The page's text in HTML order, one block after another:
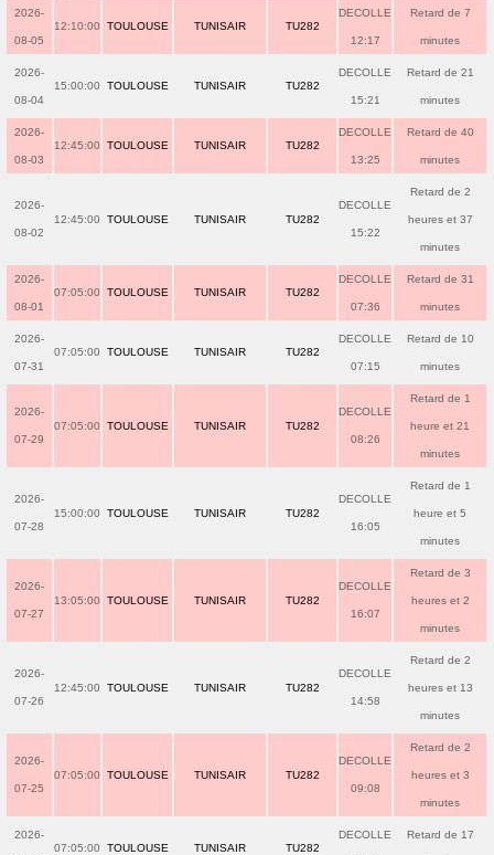
2026-
08-05
12:10:00 TOULOUSE TUNISAIR TU282
DECOLLE
12:17
Retard de 7
minutes
2026-
08-04
15:00:00 TOULOUSE TUNISAIR TU282
DECOLLE
15:21
Retard de 21
minutes
2026-
08-03
12:45:00 TOULOUSE TUNISAIR TU282
DECOLLE
13:25
Retard de 40
minutes
2026-
08-02
12:45:00 TOULOUSE TUNISAIR TU282
DECOLLE
15:22
Retard de 2
heures et 37
minutes
2026-
08-01
07:05:00 TOULOUSE TUNISAIR TU282
DECOLLE
07:36
Retard de 31
minutes
2026-
07-31
07:05:00 TOULOUSE TUNISAIR TU282
DECOLLE
07:15
Retard de 10
minutes
2026-
07-29
07:05:00 TOULOUSE TUNISAIR TU282
DECOLLE
08:26
Retard de 1
heure et 21
minutes
2026-
07-28
15:00:00 TOULOUSE TUNISAIR TU282
DECOLLE
16:05
Retard de 1
heure et 5
minutes
2026-
07-27
13:05:00 TOULOUSE TUNISAIR TU282
DECOLLE
16:07
Retard de 3
heures et 2
minutes
2026-
07-26
12:45:00 TOULOUSE TUNISAIR TU282
DECOLLE
14:58
Retard de 2
heures et 13
minutes
2026-
07-25
07:05:00 TOULOUSE TUNISAIR TU282
DECOLLE
09:08
Retard de 2
heures et 3
minutes
2026-
07:05:00 TOULOUSE TUNISAIR TU282
DECOLLE Retard de 17